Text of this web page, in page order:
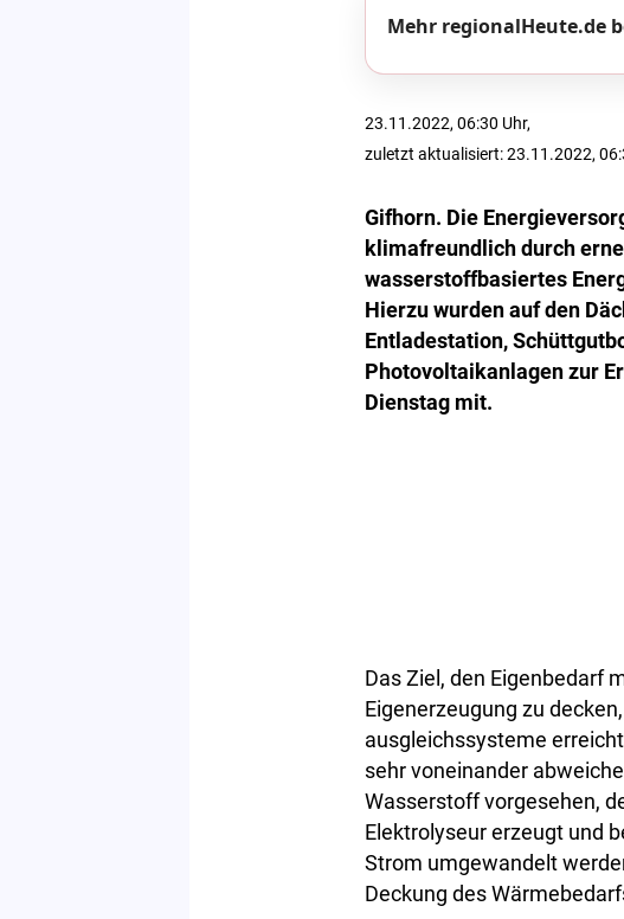
Mehr regionalHeute.de
23.11.2022, 06:30 Uhr,
zuletzt aktualisiert: 23.11.2022,
Gifhorn. Die
klimafreundlich durch
wasserstoffbasiertes
Hierzu wurden auf den
Entladestation,
Photovoltaikanlagen zur
Dienstag mit.
Das Ziel, den Eigenbedarf
Eigenerzeugung zu
ausgleichssysteme
sehr voneinander
Wasserstoff vorgesehen,
Elektrolyseur erzeugt und
Strom umgewandelt
Deckung des